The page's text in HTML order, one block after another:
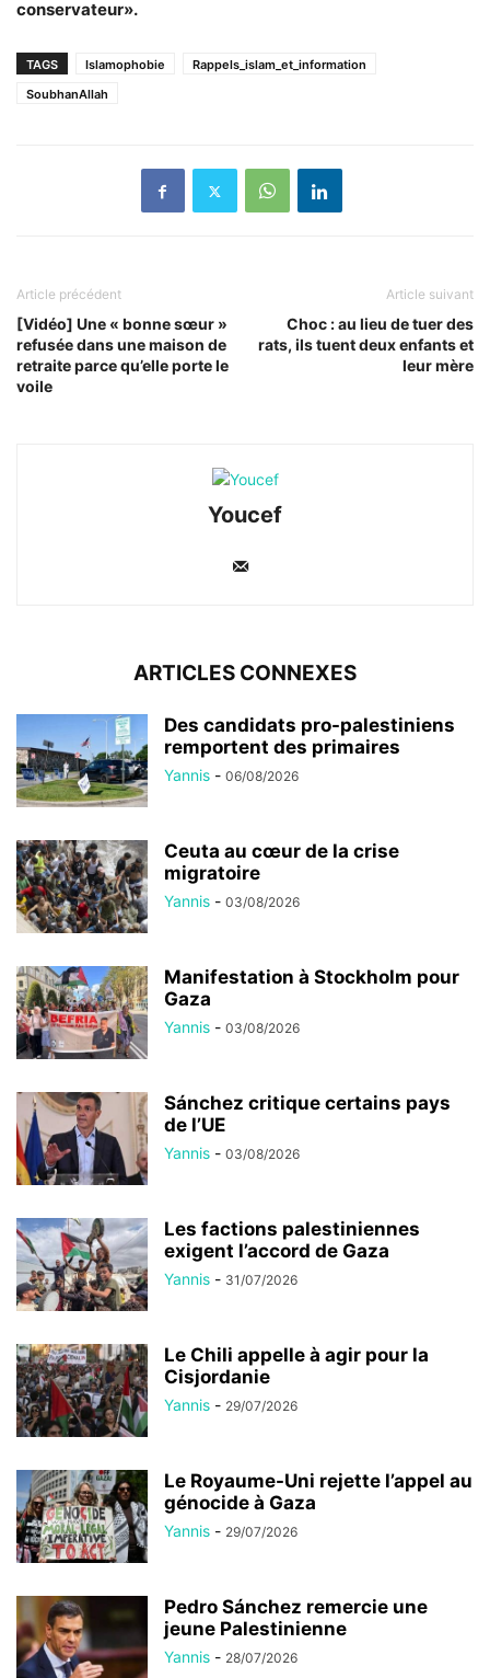
conservateur».
TAGS Islamophobie
Rappels_islam_et_information
SoubhanAllah
Article précédent
[Vidéo] Une « bonne sœur »
refusée dans une maison de
retraite parce qu’elle porte le
voile
Article suivant
Choc : au lieu de tuer des
rats, ils tuent deux enfants et
leur mère
Youcef
ARTICLES CONNEXES
Des candidats pro-palestiniens
remportent des primaires
Yannis - 06/08/2026
Ceuta au cœur de la crise
migratoire
Yannis - 03/08/2026
Manifestation à Stockholm pour
Gaza
Yannis - 03/08/2026
Sánchez critique certains pays
de l’UE
Yannis - 03/08/2026
Les factions palestiniennes
exigent l’accord de Gaza
Yannis - 31/07/2026
Le Chili appelle à agir pour la
Cisjordanie
Yannis - 29/07/2026
Le Royaume-Uni rejette l’appel au
génocide à Gaza
Yannis - 29/07/2026
Pedro Sánchez remercie une
jeune Palestinienne
Yannis - 28/07/2026